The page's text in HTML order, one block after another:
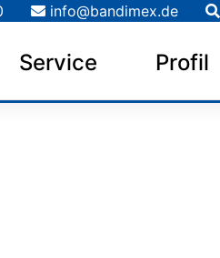
Service Profil
info@bandimex.de